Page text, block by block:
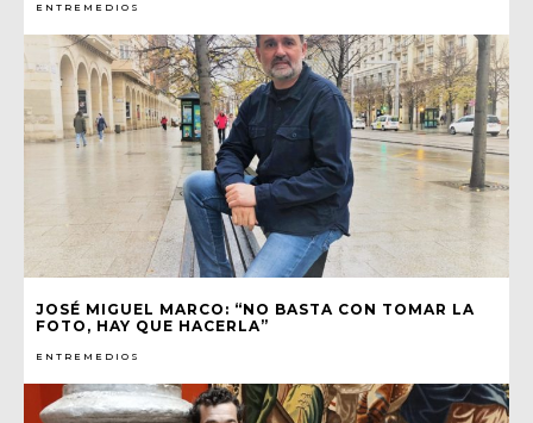
ENTREMEDIOS
JOSÉ MIGUEL MARCO: “NO BASTA CON TOMAR LA
FOTO, HAY QUE HACERLA”
ENTREMEDIOS